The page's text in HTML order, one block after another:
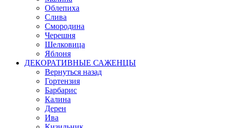
Облепиха
Слива
Смородина
Черешня
Шелковица
Яблоня
ДЕКОРАТИВНЫЕ САЖЕНЦЫ
Вернуться назад
Гортензия
Барбарис
Калина
Дерен
Ива